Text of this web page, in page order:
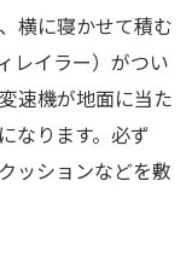
横に寝かせて積む
レイラー）がつい
速機が地面に当た
なります。必ず
ッションなどを敷